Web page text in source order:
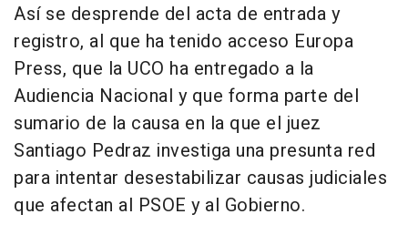
Así se desprende del acta de entrada y
registro, al que ha tenido acceso Europa
Press, que la UCO ha entregado a la
Audiencia Nacional y que forma parte del
sumario de la causa en la que el juez
Santiago Pedraz investiga una presunta red
para intentar desestabilizar causas judiciales
que afectan al PSOE y al Gobierno.